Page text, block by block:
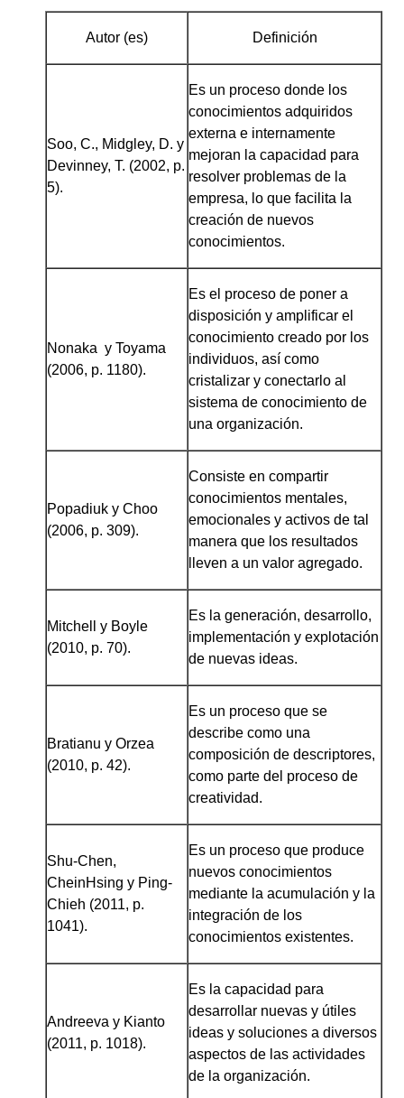
Autor (es) Definición
Soo, C., Midgley, D. y
Devinney, T. (2002, p.
5).
Es un proceso donde los
conocimientos adquiridos
externa e internamente
mejoran la capacidad para
resolver problemas de la
empresa, lo que facilita la
creación de nuevos
conocimientos.
Nonaka y Toyama
(2006, p. 1180).
Es el proceso de poner a
disposición y amplificar el
conocimiento creado por los
individuos, así como
cristalizar y conectarlo al
sistema de conocimiento de
una organización.
Popadiuk y Choo
(2006, p. 309).
Consiste en compartir
conocimientos mentales,
emocionales y activos de tal
manera que los resultados
lleven a un valor agregado.
Mitchell y Boyle
(2010, p. 70).
Es la generación, desarrollo,
implementación y explotación
de nuevas ideas.
Bratianu y Orzea
(2010, p. 42).
Es un proceso que se
describe como una
composición de descriptores,
como parte del proceso de
creatividad.
Shu-Chen,
CheinHsing y Ping-
Chieh (2011, p.
1041).
Es un proceso que produce
nuevos conocimientos
mediante la acumulación y la
integración de los
conocimientos existentes.
Andreeva y Kianto
(2011, p. 1018).
Es la capacidad para
desarrollar nuevas y útiles
ideas y soluciones a diversos
aspectos de las actividades
de la organización.